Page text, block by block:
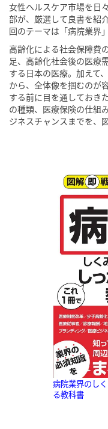
女性ヘルスケア市場を日
部が、厳選して良書を紹
回のテーマは「病院業界」
高齢化による社会保障費
足、高齢化社会後の医療
する日本の医療。加えて
から、全体像を掴むのが
する前に目を通しておき
の種類、医療保険の仕組
ジネスチャンスまでを、
病院業界のし
る教科書